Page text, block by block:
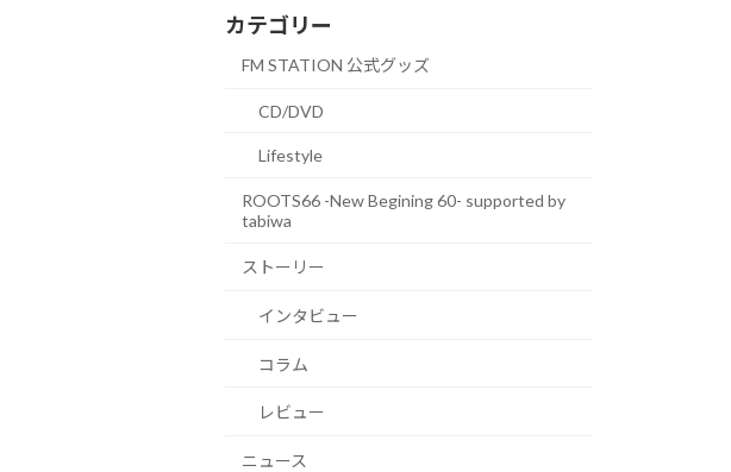
カテゴリー
FM STATION 公式グッズ
CD/DVD
Lifestyle
ROOTS66 -New Begining 60- supported by
tabiwa
ストーリー
インタビュー
コラム
レビュー
ニュース